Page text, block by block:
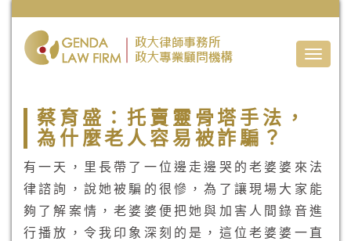
Toggle
蔡育盛：托賣靈骨塔手法，
為什麼老人容易被詐騙？
有一天，里長帶了一位邊走邊哭的老婆婆來法
律諮詢，說她被騙的很慘，為了讓現場大家能
夠了解案情，老婆婆便把她與加害人間錄音進
行播放，令我印象深刻的是，這位老婆婆一直